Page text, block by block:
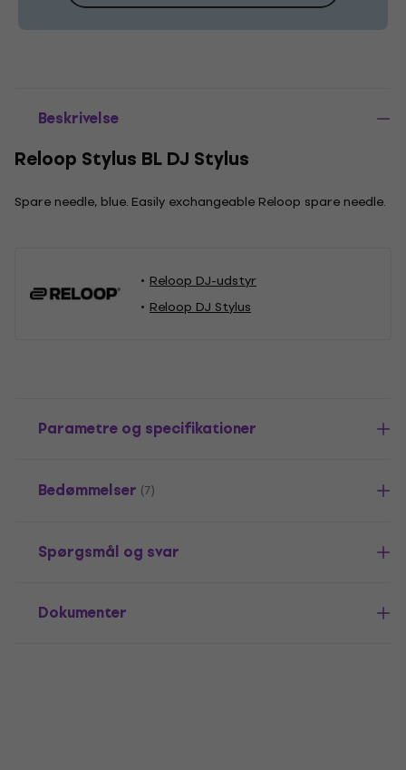
Beskrivelse
Reloop Stylus BL DJ Stylus
Spare needle, blue. Easily exchangeable Reloop spare needle.
Reloop DJ-udstyr
Reloop DJ Stylus
Parametre og specifikationer
Bedømmelser (7)
Spørgsmål og svar
Dokumenter